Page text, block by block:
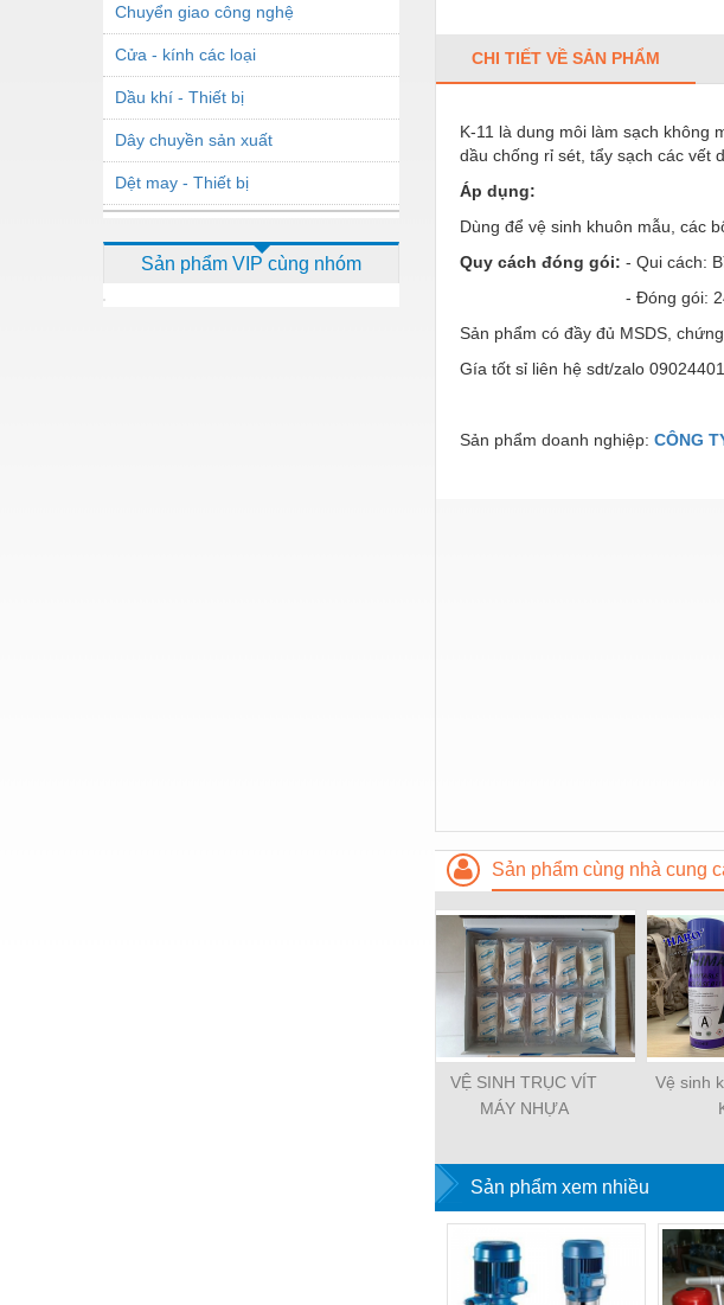
Chuyển giao công nghệ
Cửa - kính các loại
Dầu khí - Thiết bị
Dây chuyền sản xuất
Dệt may - Thiết bị
Dịch vụ - Thi công
Sản phẩm VIP cùng nhóm
CHI TIẾT VỀ SẢN PHẨM
K-11 là dung môi làm sạch không
dầu chống rỉ sét, tẩy sạch các vết
Áp dụng:
Dùng để vệ sinh khuôn mẫu, các
Quy cách đóng gói: - Qui cách:
- Đóng gói: 24 bình/
Sản phẩm có đầy đủ MSDS,
Gía tốt sỉ liên hệ sdt/zalo
Sản phẩm doanh nghiệp: CÔNG
Sản phẩm cùng nhà cung
VỆ SINH TRỤC VÍT
MÁY NHỰA
Vệ sinh
Sản phẩm xem nhiều